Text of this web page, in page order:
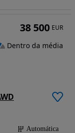
Automática
38 500 EUR
Dentro da média